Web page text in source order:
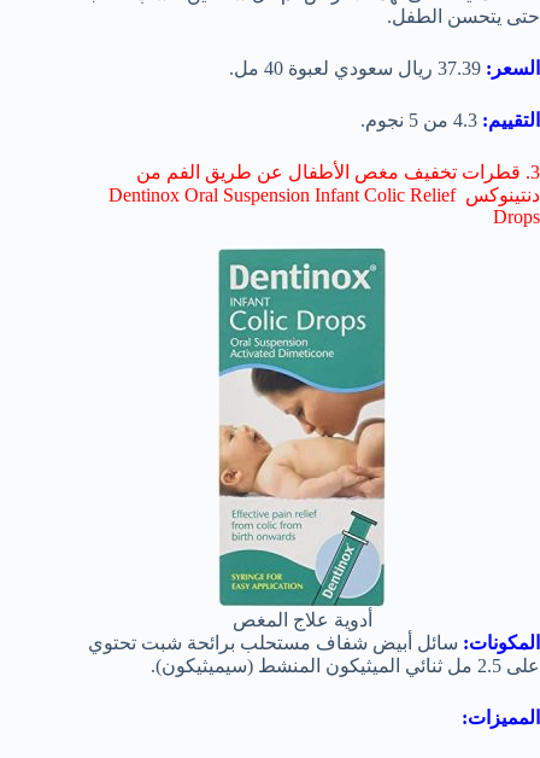
حتى يتحسن الطفل.
السعر:
التقييم: 4.3 من 5 نجوم.
3. قطرات تخفيف مغص الأطفال عن طريق الفم من
دنتينوكس Dentinox Oral Suspension Infant Colic Relief
Drops
أدوية علاج المغص
المكونات: سائل أبيض شفاف مستحلب برائحة شبت تحتوي
على 2.5 مل ثنائي الميثيكون المنشط (سيميثيكون).
المميزات: